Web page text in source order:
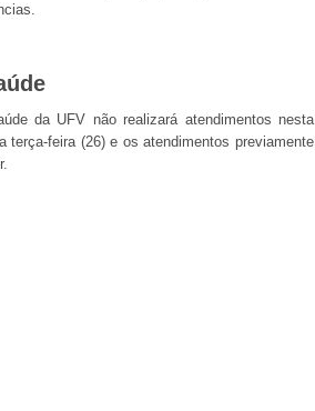
da UFV não realizará atendimentos nesta
terça-feira (26) e os atendimentos previamente